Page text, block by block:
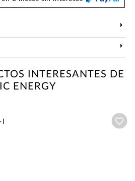
INTERESANTES DE
ENERGY